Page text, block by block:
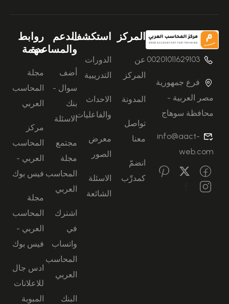
00201011629103
فرع جمهورية
مصر العربية -
محافظة سوهاج
info@aact-
web.com
المركز
عن
المركز
المدونة
تواصل
معنا
انضمّ
كمدرِّب
استكشف
الدورات
التدريبية
الاحداث
والفاعليات
معرض
الصور
الاسئلة
الشائعة
الدعم
والمساعدة
أضف
سوال -
بنك
الاسئلة
مجتمع
مجلة
المحاسب
العربي
اشترك
في
واتساب
المحاسب
العربي
البنك
روابط
مهمة
مجلة
المحاسب
العربي
مركز
المحاسب
العربي -
فيس بوك
مجلة
المحاسب
العربي -
فيس بوك
ادس جال
للاعلانات
المبوبة